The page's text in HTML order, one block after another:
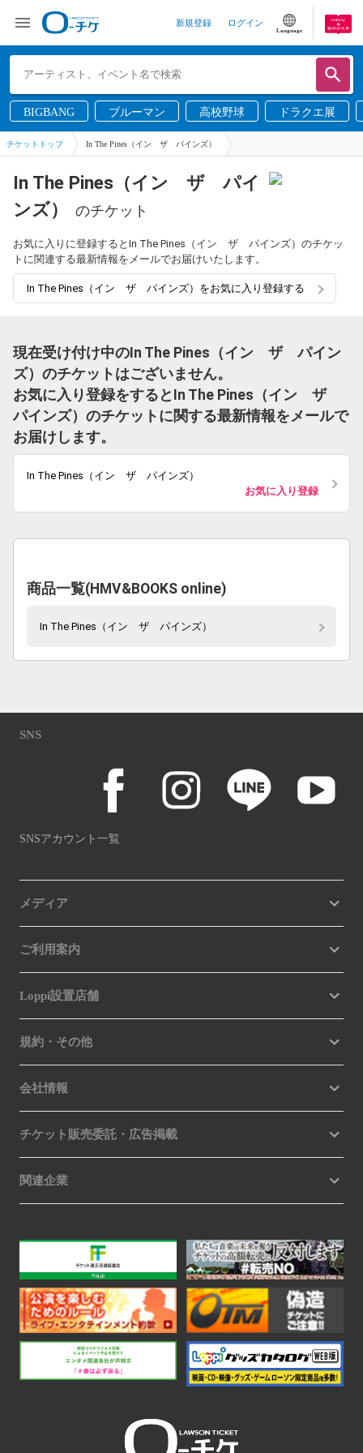
新規登録 ログイン
Language
BIGBANG ブルーマン 高校野球 ドラクエ展
チケットトップ In The Pines（イン ザ パインズ）
In The Pines（イン ザ パイ
ンズ）
のチケット
お気に入りに登録するとIn The Pines（イン ザ パインズ）のチケッ
トに関連する最新情報をメールでお届けいたします。
In The Pines（イン ザ パインズ）をお気に入り登録する
現在受け付け中のIn The Pines（イン ザ パイン
ズ）のチケットはございません。
お気に入り登録をするとIn The Pines（イン ザ
パインズ）のチケットに関する最新情報をメールで
お届けします。
In The Pines（イン ザ パインズ）
お気に入り登録
商品一覧(HMV&BOOKS online)
In The Pines（イン ザ パインズ）
SNS
SNSアカウント一覧
メディア
ご利用案内
Loppi設置店舗
規約・その他
会社情報
チケット販売委託・広告掲載
関連企業